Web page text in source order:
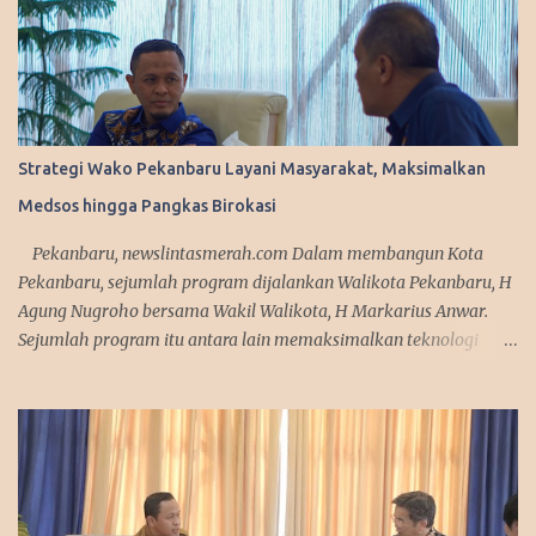
Strategi Wako Pekanbaru Layani Masyarakat, Maksimalkan
Medsos hingga Pangkas Birokasi
Pekanbaru, newslintasmerah.com Dalam membangun Kota
Pekanbaru, sejumlah program dijalankan Walikota Pekanbaru, H
Agung Nugroho bersama Wakil Walikota, H Markarius Anwar.
Sejumlah program itu antara lain memaksimalkan teknologi
kampanye. "Kita sedang mempersiapkan aplikasi yang bisa
diakses masyarakat. Jadi segala urusan cukup diakses
menggunakan smartphone saja, missal penerbitan KTP dan
adiministrasi kependudukan lainnya," urai Agung. Srategi dalam